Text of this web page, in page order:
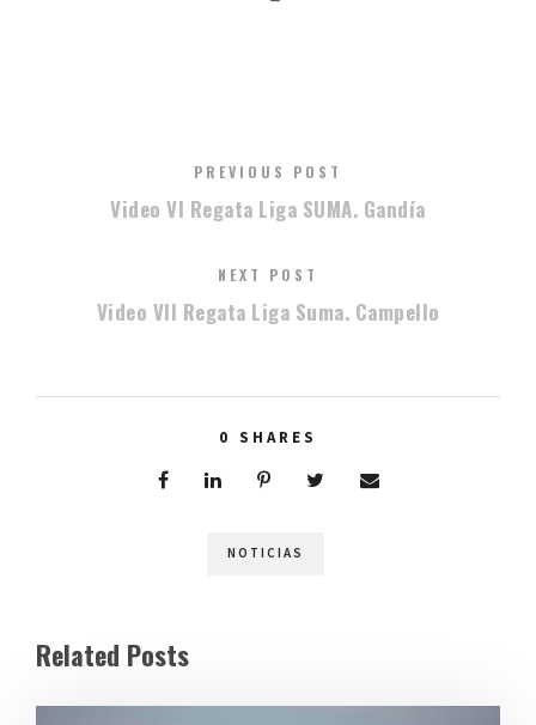
PREVIOUS POST
Video VI Regata Liga SUMA. Gandía
NEXT POST
Video VII Regata Liga Suma. Campello
0 SHARES
NOTICIAS
Related Posts